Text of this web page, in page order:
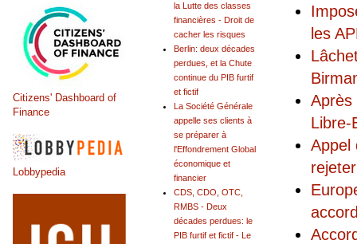
les
Après
Libre-
Appel
la Lutte des classes
financières - Droit de
cacher les risques
Berlin: deux décades
perdues, et la Chute
continue du PIB furtif
et fictif
La Société Générale
appelle ses clients à
se préparer à
l'Effondrement Global
économique et
financier
CDS, CDO, OTC,
RMBS - Deux
décades perdues: le
PIB furtif et fictif - Le
Citizens' Dashboard of
Finance
Lobbypedia